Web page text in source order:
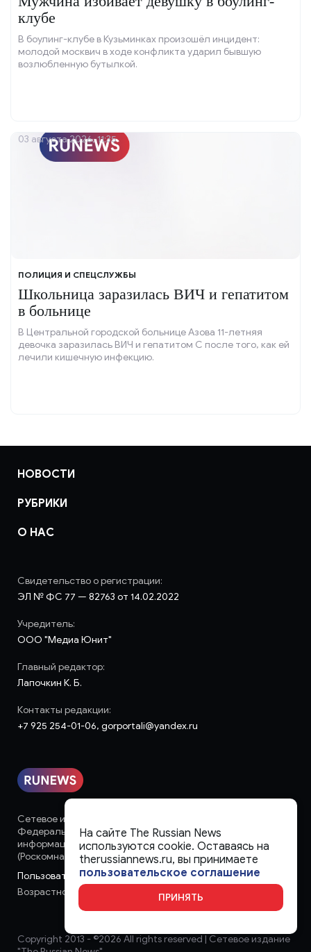
клубе
В боулинг-клубе в Кузьминках произошёл инцидент:
молодой москвич в ходе конфликта ударил бывшую
возлюбленную бутылкой.
ПОЛИЦИЯ И СПЕЦСЛУЖБЫ
Школьница заразилась ВИЧ и гепатитом
в больнице
В Центральной городской больнице Азова 11-летняя
девочка заразилась ВИЧ и гепатитом С после того, как ей
лечили кишечную инфекцию.
03 августа 2026, 11:35
НОВОСТИ
РУБРИКИ
О НАС
Сетевое издание «runews» (18+) зарегистрировано в
Федеральной службе по надзору в сфере связи,
информационных технологий и массовых коммуникаций
(Роскомнадзор)
Пользовательское соглашение
Возрастное ограничение:
Свидетельство о регистрации:
ЭЛ № ФС 77 — 82763 от 14.02.2022
Учредитель:
ООО "Медиа Юнит"
Главный редактор:
Лапочкин К. Б.
Контакты редакции:
+7 925 254-01-06, gorportali@yandex.ru
Copyright 2013 - ©2026 All rights reserved | Сетевое издание
На сайте The Russian News
используются cookie. Оставаясь на
therussiannews.ru, вы принимаете
пользовательское соглашение
ПРИНЯТЬ